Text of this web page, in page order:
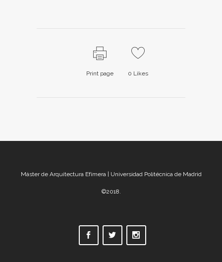
Print page 0 Likes
Máster de Arquitectura Efímera | Universidad Politécnica de Madrid
©2018.